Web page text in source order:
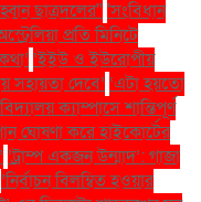
ছাত্রদলের'' 'সংবিধান
প্রতি মিনিটে
‘ইইউ ও ইউরোপীয়
সহায়তা দেবে’ ‘এটা হয়তো
ক্যাম্পাসে শান্তিপূর্ণ
ঘোষণা করে হাইকোর্টের
‘ট্রাম্প একজন উন্মাদ’: গাজা
‘নির্বাচন বিলম্বিত হওয়ার